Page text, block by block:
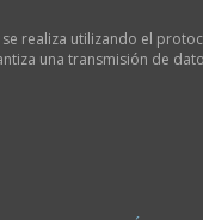
se realiza utilizando el
una transmisión de